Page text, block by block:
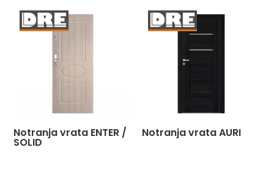
Notranja vrata ENTER /
SOLID
Notranja vrata AURI